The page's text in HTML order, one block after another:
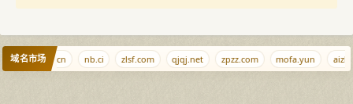
域名市场
456789.com.cn nb.ci zlsf.com qjqj.net zpzz.com mofa.yun